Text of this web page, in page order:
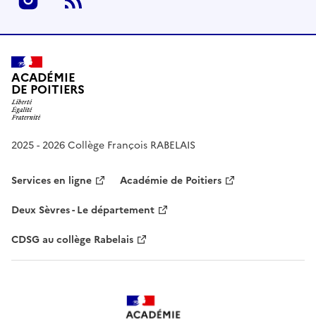
ACADÉMIE
DE POITIERS
2025 - 2026 Collège François RABELAIS
Services en ligne
Académie de Poitiers
Deux Sèvres - Le département
CDSG au collège Rabelais